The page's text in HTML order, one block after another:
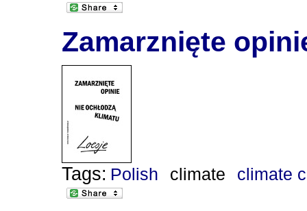
Zamarznięte
Tags: Polish climate climate